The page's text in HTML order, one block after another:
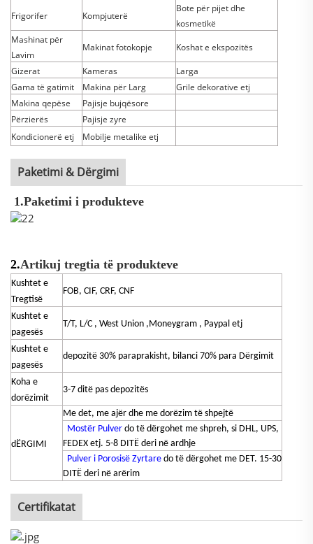
Frigorifer
Kompjuterë
Bote për pijet dhe
kosmetikë
Mashinat për
Lavim
Makinat fotokopje
Koshat e ekspozitës
Gizerat
Kameras
Larga
Gama të gatimit
Makina për Larg
Grile dekorative etj
Makina qepëse
Pajisje bujqësore
Përzierës
Pajisje zyre
Kondicionerë etj
Mobilje metalike etj
Paketimi & Dërgimi
1.Paketimi i produkteve
2.Artikuj tregtia të produkteve
Kushtet e
Tregtisë
FOB, CIF, CRF, CNF
Kushtet e
pagesës
T/T, L/C , West Union ,Moneygram , Paypal etj
Kushtet e
pagesës
depozitë 30% paraprakisht, bilanci 70% para Dërgimit
Koha e
dorëzimit
3-7 ditë pas depozitës
dËRGIMI
Me det, me ajër dhe me dorëzim të shpejtë
Mostër Pulver do të dërgohet me shpreh, si DHL, UPS,
FEDEX etj. 5-8 DITË deri në ardhje
Pulver i Porosisë Zyrtare do të dërgohet me DET. 15-30
DITË deri në arërim
Certifikatat